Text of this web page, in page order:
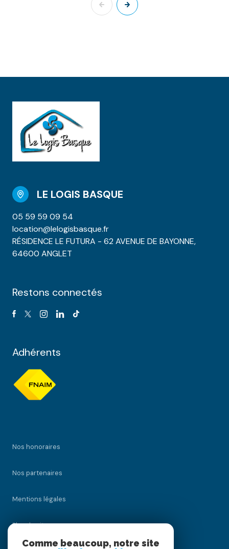
LE LOGIS BASQUE
05 59 59 09 54
location@lelogisbasque.fr
RÉSIDENCE LE FUTURA - 62 AVENUE DE BAYONNE,
64600 ANGLET
Restons connectés
Adhérents
Nos honoraires
Nos partenaires
Mentions légales
Plan du site
Comme beaucoup, notre site